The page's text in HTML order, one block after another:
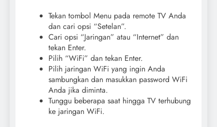
Tekan tombol Menu pada remote TV Anda
dan cari opsi “Setelan”.
Cari opsi “Jaringan” atau “Internet” dan
tekan Enter.
Pilih “WiFi” dan tekan Enter.
Pilih jaringan WiFi yang ingin Anda
sambungkan dan masukkan password WiFi
Anda jika diminta.
Tunggu beberapa saat hingga TV terhubung
ke jaringan WiFi.